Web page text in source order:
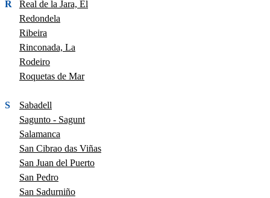
R
Real de la Jara, El
Redondela
Ribeira
Rinconada, La
Rodeiro
Roquetas de Mar
S
Sabadell
Sagunto - Sagunt
Salamanca
San Cibrao das Viñas
San Juan del Puerto
San Pedro
San Sadurniño